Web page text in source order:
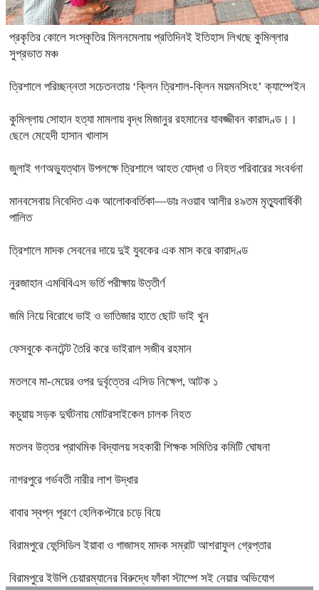
প্রকৃতির কোলে সংস্কৃতির মিলনমেলায় প্রতিদিনই ইতিহাস লিখছে কুমিল্লার
সুপ্রভাত মঞ্চ
ত্রিশালে পরিচ্ছন্নতা সচেতনতায় ‘ক্লিন ত্রিশাল-ক্লিন ময়মনসিংহ’ ক্যাম্পেইন
কুমিল্লায় সোহান হত্যা মামলায় বৃদ্ধ মিজানুর রহমানের যাবজ্জীবন কারাদণ্ড।।
ছেলে মেহেদী হাসান খালাস
জুলাই গণঅভ্যুত্থান উপলক্ষে ত্রিশালে আহত যোদ্ধা ও নিহত পরিবারের সংবর্ধনা
মানবসেবায় নিবেদিত এক আলোকবর্তিকা—ডাঃ নওয়াব আলীর ৪৯তম মৃত্যুবার্ষিকী
পালিত
ত্রিশালে মাদক সেবনের দায়ে দুই যুবকের এক মাস করে কারাদণ্ড
নুরজাহান এমবিবিএস ভর্তি পরীক্ষায় উত্তীর্ণ
জমি নিয়ে বিরোধে ভাই ও ভাতিজার হাতে ছোট ভাই খুন
ফেসবুকে কনটেন্ট তৈরি করে ভাইরাল সজীব রহমান
মতলবে মা-মেয়ের ওপর দুর্বৃত্তের এসিড নিক্ষেপ, আটক ১
কচুয়ায় সড়ক দুর্ঘটনায় মোটরসাইকেল চালক নিহত
মতলব উত্তর প্রাথমিক বিদ্যালয় সহকারী শিক্ষক সমিতির কমিটি ঘোষনা
নাগরপুরে গর্ভবতী নারীর লাশ উদ্ধার
বাবার স্বপ্ন পূরণে হেলিকপ্টারে চড়ে বিয়ে
বিরামপুরে ফেন্সিডিল ইয়াবা ও গাজাসহ মাদক সম্রাট আশরাফুল গ্রেপ্তার
বিরামপুরে ইউপি চেয়ারম্যানের বিরুদ্ধে ফাঁকা স্টাম্পে সই নেয়ার অভিযোগ